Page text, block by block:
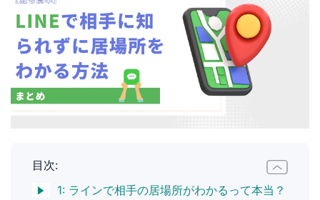
目次:
1: ラインで相手の居場所がわかるって本当？